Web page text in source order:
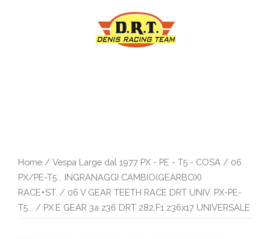
Home / Vespa Large dal 1977 PX - PE - T5 - COSA / 06
PX/PE-T5... INGRANAGGI CAMBIO(GEARBOX)
RACE+ST. / 06 V GEAR TEETH RACE DRT UNIV. PX-PE-
T5...
/ PX.E GEAR 3a z36 DRT 282.F1 z36x17 UNIVERSALE